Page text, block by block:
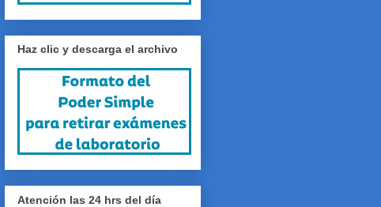
Haz clic y descarga el archivo
Atención las 24 hrs del día